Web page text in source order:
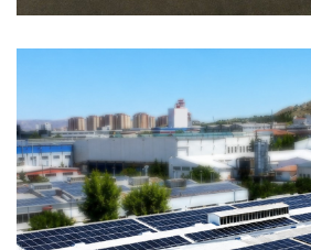
Geleceğe Nefes:
Yolculuğu